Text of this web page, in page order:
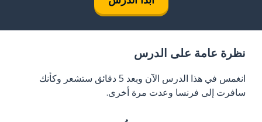
نظرة عامة على الدرس
انغمس في هذا الدرس الآن وبعد 5 دقائق ستشعر وكأنك
سافرت إلى فرنسا وعدت مرة أخرى.